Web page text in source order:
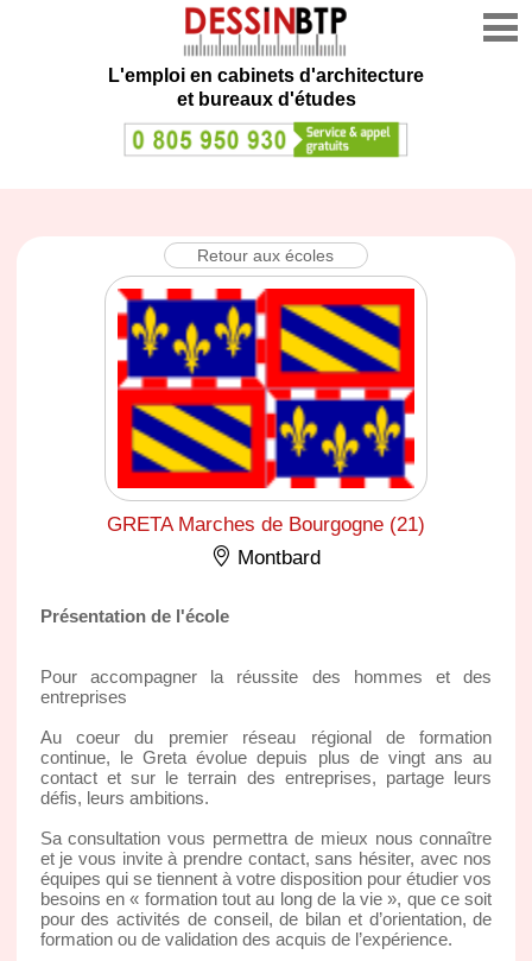
L'emploi en cabinets d'architecture
et bureaux d'études
Retour aux écoles
GRETA Marches de Bourgogne (21)
Montbard
Présentation de l'école
Pour accompagner la réussite des hommes et des
entreprises
Au coeur du premier réseau régional de formation
continue, le Greta évolue depuis plus de vingt ans au
contact et sur le terrain des entreprises, partage leurs
défis, leurs ambitions.
Sa consultation vous permettra de mieux nous connaître
et je vous invite à prendre contact, sans hésiter, avec nos
équipes qui se tiennent à votre disposition pour étudier vos
besoins en « formation tout au long de la vie », que ce soit
pour des activités de conseil, de bilan et d’orientation, de
formation ou de validation des acquis de l’expérience.